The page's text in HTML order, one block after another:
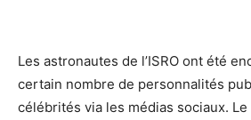
Les astronautes de l’ISRO ont été
certain nombre de personnalités
célébrités via les médias sociaux.